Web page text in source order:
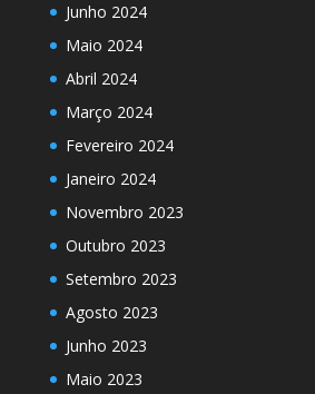
Junho 2024
Maio 2024
Abril 2024
Março 2024
Fevereiro 2024
Janeiro 2024
Novembro 2023
Outubro 2023
Setembro 2023
Agosto 2023
Junho 2023
Maio 2023